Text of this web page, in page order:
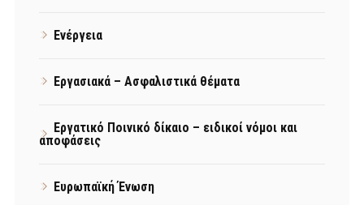
Ενέργεια
Εργασιακά – Ασφαλιστικά θέματα
Εργατικό Ποινικό δίκαιο – ειδικοί νόμοι και
αποφάσεις
Ευρωπαϊκή Ένωση